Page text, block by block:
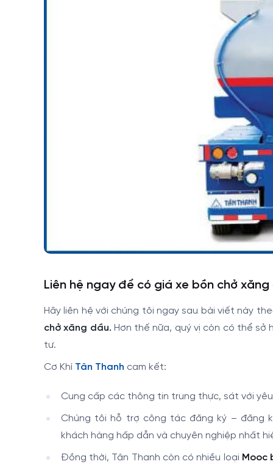
Liên hệ ngay để có giá xe bồn chở
Hãy liên hệ với chúng tôi ngay sau bài viết này
chở xăng dầu. Hơn thế nữa, quý vị còn có thể sở
tư.
Cơ Khí Tân Thanh cam kết:
Cung cấp các thông tin trung thực, sát với
Chúng tôi hỗ trợ công tác đăng ký – đăng
khách hàng hấp dẫn và chuyên nghiệp nhất
Đồng thời, Tân Thanh còn có nhiều loại Mooc